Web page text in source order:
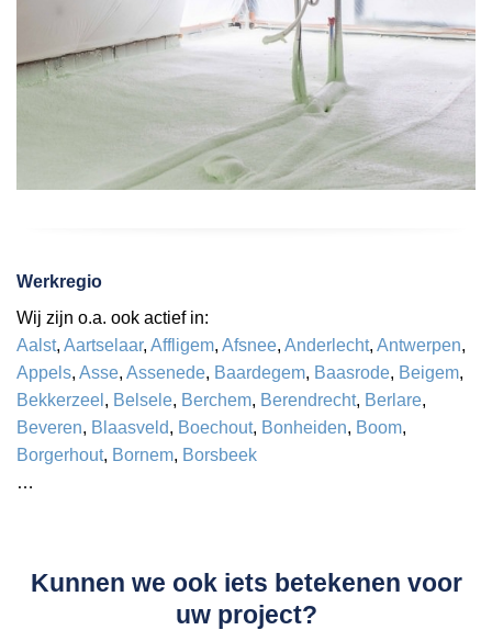
Werkregio
Wij zijn o.a. ook actief in:
Aalst, Aartselaar, Affligem, Afsnee, Anderlecht, Antwerpen,
Appels, Asse, Assenede, Baardegem, Baasrode, Beigem,
Bekkerzeel , Belsele, Berchem, Berendrecht, Berlare,
Beveren, Blaasveld, Boechout, Bonheiden, Boom,
Borgerhout, Bornem, Borsbeek
…
Kunnen we ook iets betekenen voor
uw project?